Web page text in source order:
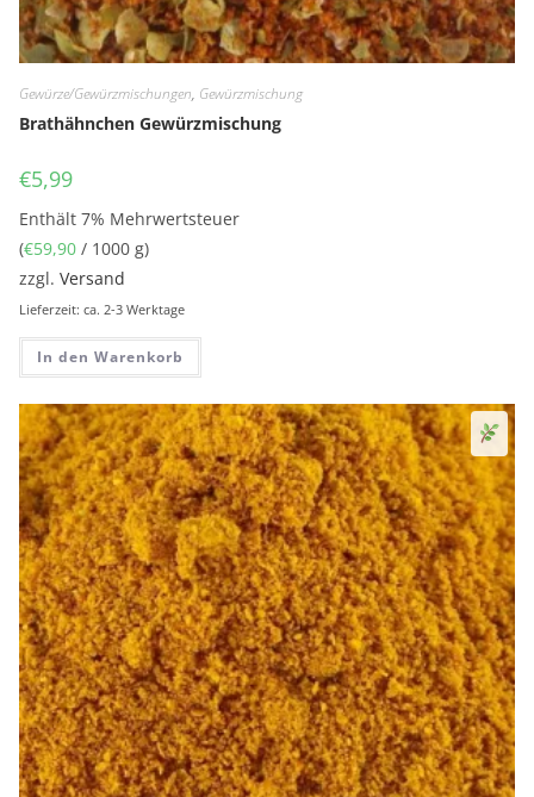
Gewürze/Gewürzmischungen, Gewürzmischung
Brathähnchen Gewürzmischung
€5,99
Enthält 7% Mehrwertsteuer
(€59,90 / 1000 g)
zzgl.Versand
Lieferzeit: ca. 2-3 Werktage
In den Warenkorb
Senf